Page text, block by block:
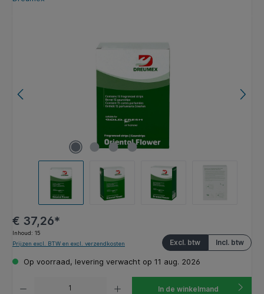
€ 37,26*
Inhoud: 15
Incl. btw
Excl. btw
Prijzen excl. BTW en excl. verzendkosten
Op voorraad, levering verwacht op 11 aug. 2026
In de winkelmand